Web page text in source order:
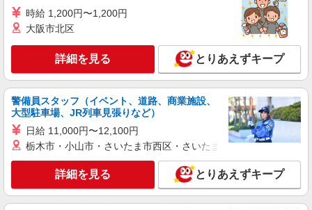
時給1,200円以上 試用期間中 時給1,200円以上
分単位で別途支給します。
新座病院 （埼玉県新座市堀ノ内３－１４－３
０）
詳細を見る
アルバイト
すき家 新座野火止店
すき家の店舗スタッフ（接客・調理・清掃な
ど）
時給1,563円
埼玉県新座市野火止3-15-19
時給 1,200円〜1,200円
大阪市北区
詳細を見る とりあえずキープ
警備員スタッフ（イベント、道路、商業施設、
大型駐車場、JR列車見張りなど）
日給 11,000円〜12,100円
栃木市・小山市・さいたま市西区・さいたま市岩槻区・久喜市・
詳細を見る とりあえずキープ